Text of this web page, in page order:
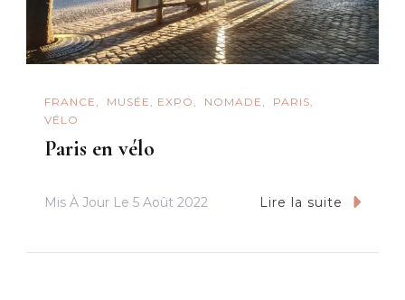
FRANCE MUSÉE, EXPO NOMADE
PARIS
VÉLO
Paris en vélo
Mis À Jour Le 5 Août 2022 Lire la suite